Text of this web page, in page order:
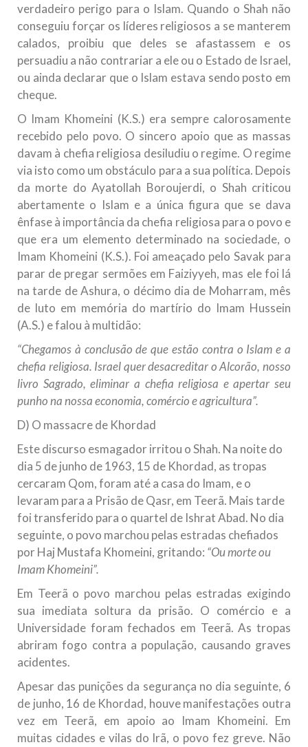
verdadeiro perigo para o Islam. Quando o Shah não
conseguiu forçar os líderes religiosos a se manterem
calados, proibiu que deles se afastassem e os
persuadiu a não contrariar a ele ou o Estado de Israel,
ou ainda declarar que o Islam estava sendo posto em
cheque.
O Imam Khomeini (K.S.) era sempre calorosamente
recebido pelo povo. O sincero apoio que as massas
davam à chefia religiosa desiludiu o regime. O regime
via isto como um obstáculo para a sua política. Depois
da morte do Ayatollah Boroujerdi, o Shah criticou
abertamente o Islam e a única figura que se dava
ênfase à importância da chefia religiosa para o povo e
que era um elemento determinado na sociedade, o
Imam Khomeini (K.S.). Foi ameaçado pelo Savak para
parar de pregar sermões em Faiziyyeh, mas ele foi lá
na tarde de Ashura, o décimo dia de Moharram, mês
de luto em memória do martírio do Imam Hussein
(A.S.) e falou à multidão:
“Chegamos à conclusão de que estão contra o Islam e a
chefia religiosa. Israel quer desacreditar o Alcorão, nosso
livro Sagrado, eliminar a chefia religiosa e apertar seu
punho na nossa economia, comércio e agricultura”.
D) O massacre de Khordad
Este discurso esmagador irritou o Shah. Na noite do
dia 5 de junho de 1963, 15 de Khordad, as tropas
cercaram Qom, foram até a casa do Imam, e o
levaram para a Prisão de Qasr, em Teerã. Mais tarde
foi transferido para o quartel de Ishrat Abad. No dia
seguinte, o povo marchou pelas estradas chefiados
por Haj Mustafa Khomeini, gritando: “Ou morte ou
Imam Khomeini”.
Em Teerã o povo marchou pelas estradas exigindo
sua imediata soltura da prisão. O comércio e a
Universidade foram fechados em Teerã. As tropas
abriram fogo contra a população, causando graves
acidentes.
Apesar das punições da segurança no dia seguinte, 6
de junho, 16 de Khordad, houve manifestações outra
vez em Teerã, em apoio ao Imam Khomeini. Em
muitas cidades e vilas do Irã, o povo fez greve. Não